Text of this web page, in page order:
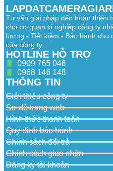
Forwarding rate 131 Mpps
Switching
capacity
176
Dimensions and Weight
Casing
Product
dimensions (W
x D x H)
Weight
materials)
Shipping
weight
5.14 kg
Environment and Reliability
Tư vấn giải pháp đến hoàn thiện
cho cơ quan xí nghiệp công ty
lượng - Tiết kiệm - Bảo hành
của công ty
HOTLINE HỖ TRỢ
0909 765 046
0968 146 148
THÔNG TIN
Giới thiệu công ty
Sơ đồ trang web
Hình thức thanh toán
Quy định bảo hành
Chính sách đổi trả
Chính sách giao nhận
Đăng ký tài khoản